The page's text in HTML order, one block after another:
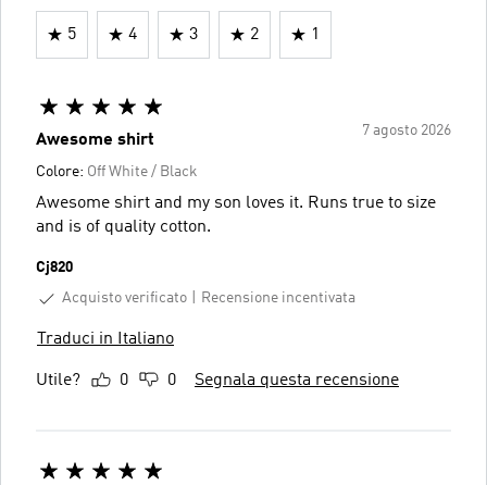
5 4 3 2 1
7 agosto 2026
Awesome shirt
Colore: Off White / Black
Awesome shirt and my son loves it. Runs true to size
and is of quality cotton.
Cj820
Acquisto verificato
Recensione incentivata
Traduci in Italiano
Utile? 0 0 Segnala questa recensione